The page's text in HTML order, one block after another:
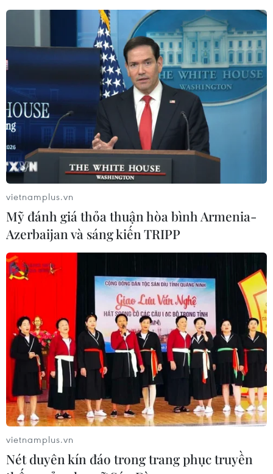
vietnamplus.vn
Mỹ đánh giá thỏa thuận hòa bình Armenia-
Azerbaijan và sáng kiến TRIPP
vietnamplus.vn
Nét duyên kín đáo trong trang phục truyền